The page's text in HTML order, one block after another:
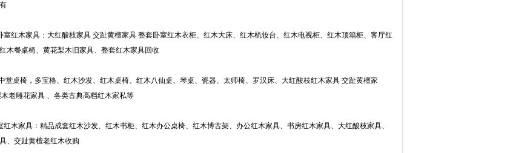
室红木家具：大红酸枝家具 交趾黄檀家具 整套卧室红木衣柜、红木大床、红木梳妆台、红木电视柜、红木顶箱柜、客厅红
木餐桌椅、黄花梨木旧家具、整套红木家具回收
堂桌椅，多宝格、红木沙发、红木桌椅、红木八仙桌、琴桌、瓷器、太师椅、罗汉床、大红酸枝红木家具 交趾黄檀家
老雕花家具 、各类古典高档红木家私等
红木家具：精品成套红木沙发、红木书柜、红木办公桌椅、红木博古架、办公红木家具、书房红木家具、大红酸枝家具、
、交趾黄檀老红木收购